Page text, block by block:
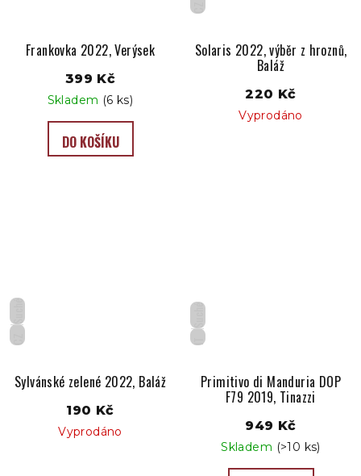
Frankovka 2022, Verýsek
399 Kč
Skladem (6 ks)
DO KOŠÍKU
CZ
Solaris 2022, výběr z hroznů,
Baláž
220 Kč
Vyprodáno
CZ
Suché
Sylvánské zelené 2022, Baláž
190 Kč
Vyprodáno
IT
Suché
Primitivo di Manduria DOP
F79 2019, Tinazzi
949 Kč
Skladem (>10 ks)